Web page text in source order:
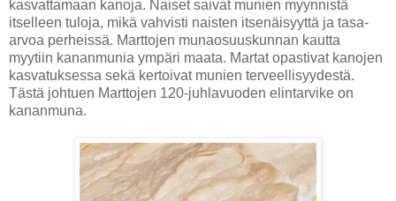
kasvattamaan kanoja. Naiset saivat munien myynnistä
itselleen tuloja, mikä vahvisti naisten itsenäisyyttä ja tasa-
arvoa perheissä. Marttojen munaosuuskunnan kautta
myytiin kananmunia ympäri maata. Martat opastivat kanojen
kasvatuksessa sekä kertoivat munien terveellisyydestä.
Tästä johtuen Marttojen 120-juhlavuoden elintarvike on
kananmuna.